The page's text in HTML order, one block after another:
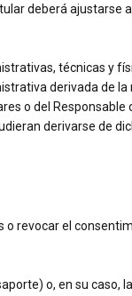
deberá ajustarse
técnicas y
derivada de
o del
derivarse de
revocar el
o, en su caso,